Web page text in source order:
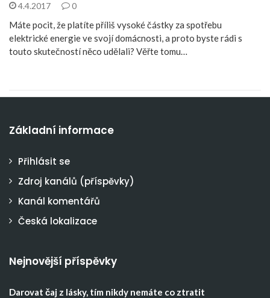
4.4.2017 0
Máte pocit, že platíte příliš vysoké částky za spotřebu
elektrické energie ve svojí domácnosti, a proto byste rádi s
touto skutečností něco udělali? Věřte tomu…
Základní informace
Přihlásit se
Zdroj kanálů (příspěvky)
Kanál komentářů
Česká lokalizace
Nejnovější příspěvky
Darovat čaj z lásky, tím nikdy nemáte co ztratit